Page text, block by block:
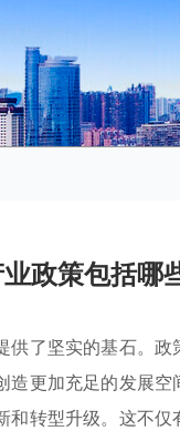
政策包括哪
供了坚实的基石。
造更加充足的发展
和转型升级。这不